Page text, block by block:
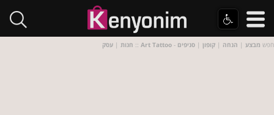
חנות | עסק :: Art Tattoo - חפש מבצע | הנחה | קופון | סניפים